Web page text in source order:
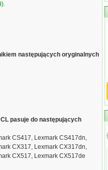
następujących oryginalnych
pasuje do następujących
CS417, Lexmark CS417dn,
CX317, Lexmark CX317dn,
CX517, Lexmark CX517de